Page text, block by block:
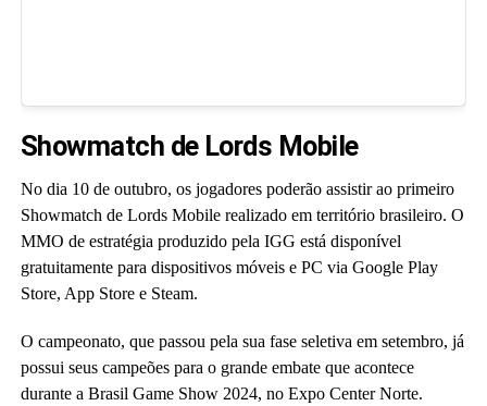
Showmatch de Lords Mobile
No dia 10 de outubro, os jogadores poderão assistir ao primeiro
Showmatch de Lords Mobile realizado em território brasileiro. O
MMO de estratégia produzido pela IGG está disponível
gratuitamente para dispositivos móveis e PC via Google Play
Store, App Store e Steam.
O campeonato, que passou pela sua fase seletiva em setembro, já
possui seus campeões para o grande embate que acontece
durante a Brasil Game Show 2024, no Expo Center Norte.